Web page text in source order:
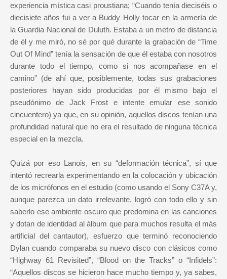
experiencia mística casi proustiana; “Cuando tenía dieciséis o
diecisiete años fui a ver a Buddy Holly tocar en la armería de
la Guardia Nacional de Duluth. Estaba a un metro de distancia
de él y me miró, no sé por qué durante la grabación de “Time
Out Of Mind” tenía la sensación de que él estaba con nosotros
durante todo el tiempo, como si nos acompañase en el
camino” (de ahí que, posiblemente, todas sus grabaciones
posteriores hayan sido producidas por él mismo bajo el
pseudónimo de Jack Frost e intente emular ese sonido
cincuentero) ya que, en su opinión, aquellos discos tenían una
profundidad natural que no era el resultado de ninguna técnica
especial en la mezcla.
Quizá por eso Lanois, en su “deformación técnica”, sí que
intentó recrearla experimentando en la colocación y ubicación
de los micrófonos en el estudio (como usando el Sony C37A y,
aunque parezca un dato irrelevante, logró con todo ello y sin
saberlo ese ambiente oscuro que predomina en las canciones
y dotan de identidad al álbum que para muchos resulta el más
artificial del cantautor), esfuerzo que terminó reconociendo
Dylan cuando comparaba su nuevo disco con clásicos como
“Highway 61 Revisited”, “Blood on the Tracks” o “Infidels”:
“Aquellos discos se hicieron hace mucho tiempo y, ya sabes,